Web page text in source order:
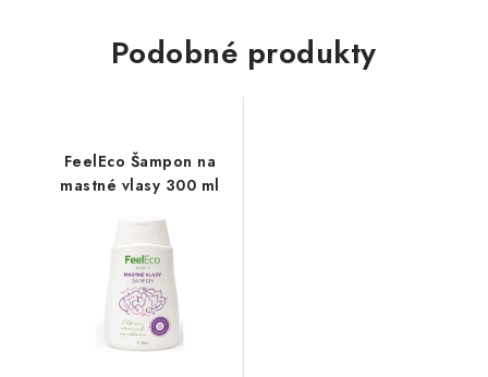
Podobné produkty
FeelEco Šampon na
mastné vlasy 300 ml